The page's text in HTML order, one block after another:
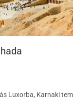
Luxorba, Karnaki